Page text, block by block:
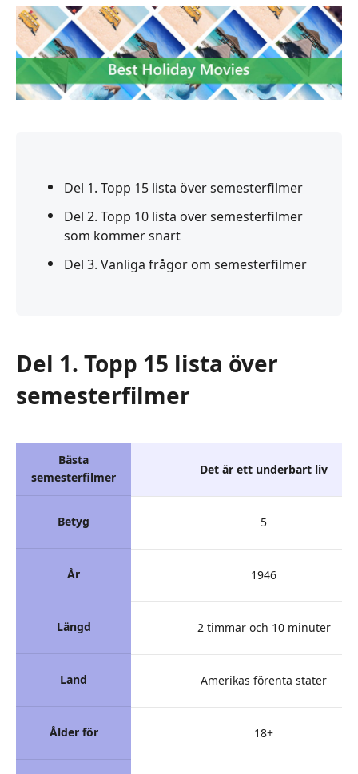
Del 1. Topp 15 lista över semesterfilmer
Del 2. Topp 10 lista över semesterfilmer
som kommer snart
Del 3. Vanliga frågor om semesterfilmer
Del 1. Topp 15 lista över
semesterfilmer
Bästa
semesterfilmer
Betyg
År
Längd
Land
Ålder för
Det är ett underbart liv
5
1946
2 timmar och 10 minuter
Amerikas förenta stater
18+